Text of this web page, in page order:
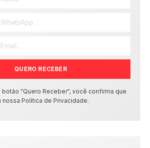
QUERO RECEBER
botão "Quero Receber", você confirma que
nossa Política de Privacidade.